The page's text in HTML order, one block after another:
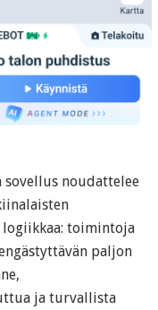
sovellus noudattelee
toimintoja
paljon
ja turvallista